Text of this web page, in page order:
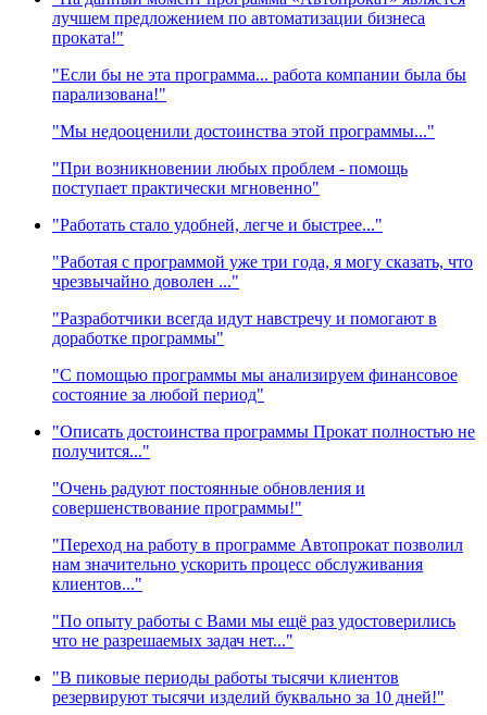
лучшем предложением по автоматизации бизнеса
проката!"
"Если бы не эта программа... работа компании была бы
парализована!"
"Мы недооценили достоинства этой программы..."
"При возникновении любых проблем - помощь
поступает практически мгновенно"
"Работать стало удобней, легче и быстрее..."
"Работая с программой уже три года, я могу сказать, что
чрезвычайно доволен ..."
"Разработчики всегда идут навстречу и помогают в
доработке программы"
"С помощью программы мы анализируем финансовое
состояние за любой период"
"Описать достоинства программы Прокат полностью не
получится..."
"Очень радуют постоянные обновления и
совершенствование программы!"
"Переход на работу в программе Автопрокат позволил
нам значительно ускорить процесс обслуживания
клиентов..."
"По опыту работы с Вами мы ещё раз удостоверились
что не разрешаемых задач нет..."
"В пиковые периоды работы тысячи клиентов
резервируют тысячи изделий буквально за 10 дней!"